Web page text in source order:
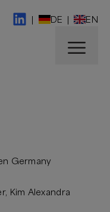
| DE | EN
Germany
Kim Alexandra